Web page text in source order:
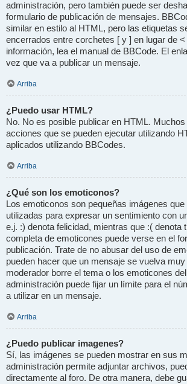
administración, pero también puede ser
formulario de publicación de mensajes.
similar en estilo al HTML, pero las etiquetas
encerrados entre corchetes [ y ] en lugar de
información, lea el manual de BBCode. El
vez que va a publicar un mensaje.
Arriba
¿Puedo usar HTML?
No. No es posible publicar en HTML.
acciones que se pueden ejecutar utilizando
aplicados utilizando BBCodes.
Arriba
¿Qué son los emoticonos?
Los emoticonos son pequeñas imágenes
utilizadas para expresar un sentimiento con
e.j. :) denota felicidad, mientras que :( denota
completa de emoticones puede verse en el
publicación. Trate de no abusar del uso de
pueden hacer que un mensaje se vuelva
moderador borre el tema o los emoticones
administración puede fijar un límite para el
a utilizar en un mensaje.
Arriba
¿Puedo publicar imagenes?
Sí, las imágenes se pueden mostrar en sus
administración permite adjuntar archivos,
directamente al foro. De otra manera, debe